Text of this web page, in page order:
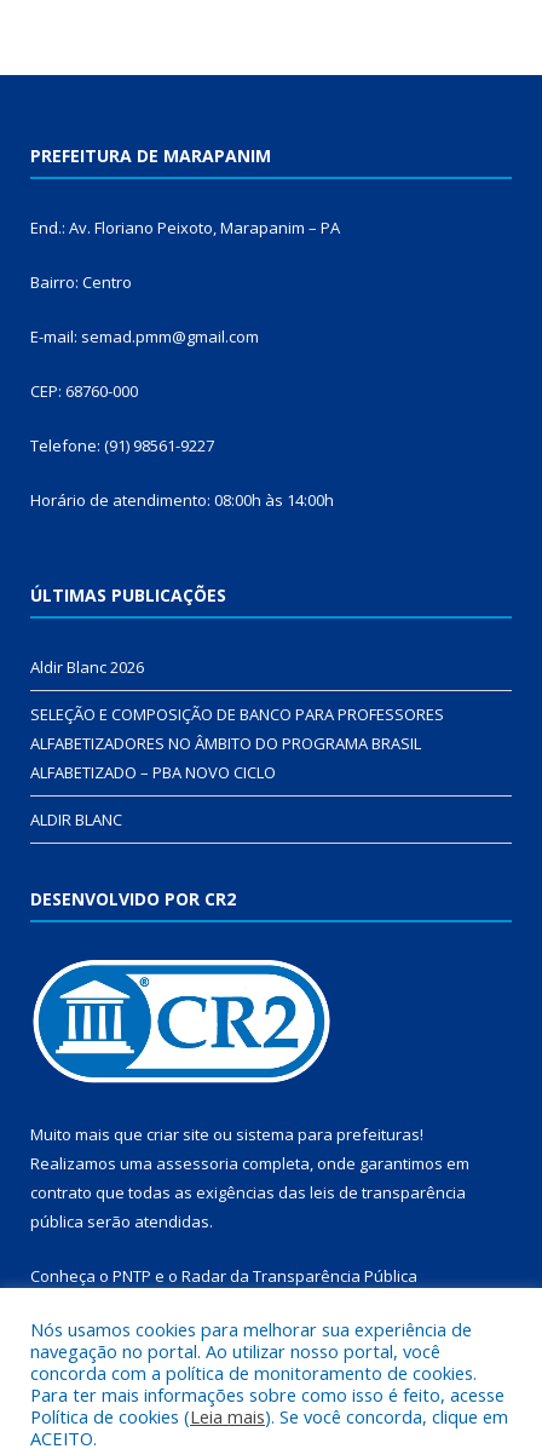
PREFEITURA DE MARAPANIM
End.: Av. Floriano Peixoto, Marapanim – PA
Bairro: Centro
E-mail: semad.pmm@gmail.com
CEP: 68760-000
Telefone: (91) 98561-9227
Horário de atendimento: 08:00h às 14:00h
ÚLTIMAS PUBLICAÇÕES
Aldir Blanc 2026
SELEÇÃO E COMPOSIÇÃO DE BANCO PARA PROFESSORES
ALFABETIZADORES NO ÂMBITO DO PROGRAMA BRASIL
ALFABETIZADO – PBA NOVO CICLO
ALDIR BLANC
DESENVOLVIDO POR CR2
Muito mais que criar site ou sistema para prefeituras!
Realizamos uma assessoria completa, onde garantimos em
contrato que todas as exigências das leis de transparência
pública serão atendidas.
Conheça o PNTP e o Radar da Transparência Pública
Todos os direitos reservados a Prefeitura Municipal de
Marapanim.
Nós usamos cookies para melhorar sua experiência de
navegação no portal. Ao utilizar nosso portal, você
concorda com a política de monitoramento de cookies.
Para ter mais informações sobre como isso é feito, acesse
Política de cookies (Leia mais). Se você concorda, clique em
ACEITO.